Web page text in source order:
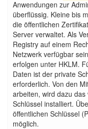
Anwendungen zur
überflüssig. Kleine bis
die öffentlichen
Server verwaltet. Als
Registry auf einem
Netzwerk verfügbar
erfolgen unter HKLM.
Daten ist der private
erforderlich. Von den
arbeiten, wird dazu
Schlüssel installiert.
öffentlichen Schlüssel
möglich.